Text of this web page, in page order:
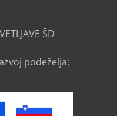
ŠD
podeželja: